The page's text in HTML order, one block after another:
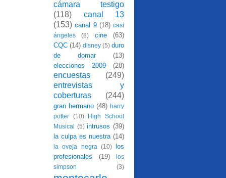
cámara testigo
(118)
canal 13
(153) canal 9 (18) casi
ángeles
(8) cine
(63)
CQC (14) disney (5) duro
de domar
(13)
elecciones 2009
(28)
encuestas
(249)
entrevistas y
coberturas
(244)
gran hermano (48) harry
potter
(10)
High School
Musical (5) intrusos (39)
la culpa es nuestra (14)
la oveja negra (10) los
profesionales
(19)
los
simpson
(3)